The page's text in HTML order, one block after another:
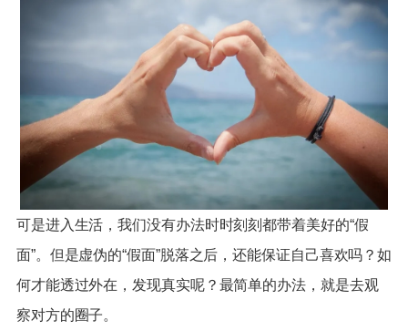
可是进入生活，我们没有办法时时刻刻都带着美好的“假
面”。但是虚伪的“假面”脱落之后，还能保证自己喜欢吗？如
何才能透过外在，发现真实呢？最简单的办法，就是去观
察对方的圈子。